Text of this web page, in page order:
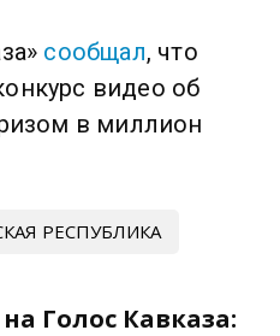
сообщал, что
видео об
в миллион
РЕСПУБЛИКА
Голос Кавказа: